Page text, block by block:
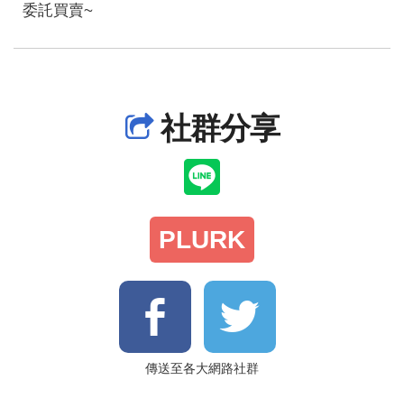
委託買賣~
社群分享
PLURK
傳送至各大網路社群